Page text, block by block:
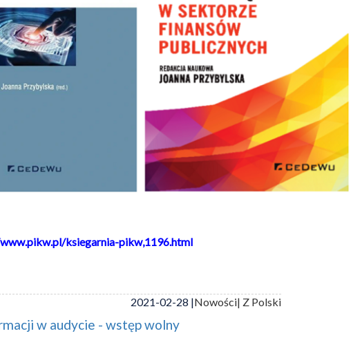
ksiegarnia-pikw,1196.html
2021-02-28 |Nowości| Z Polski
w audycie - wstęp wolny